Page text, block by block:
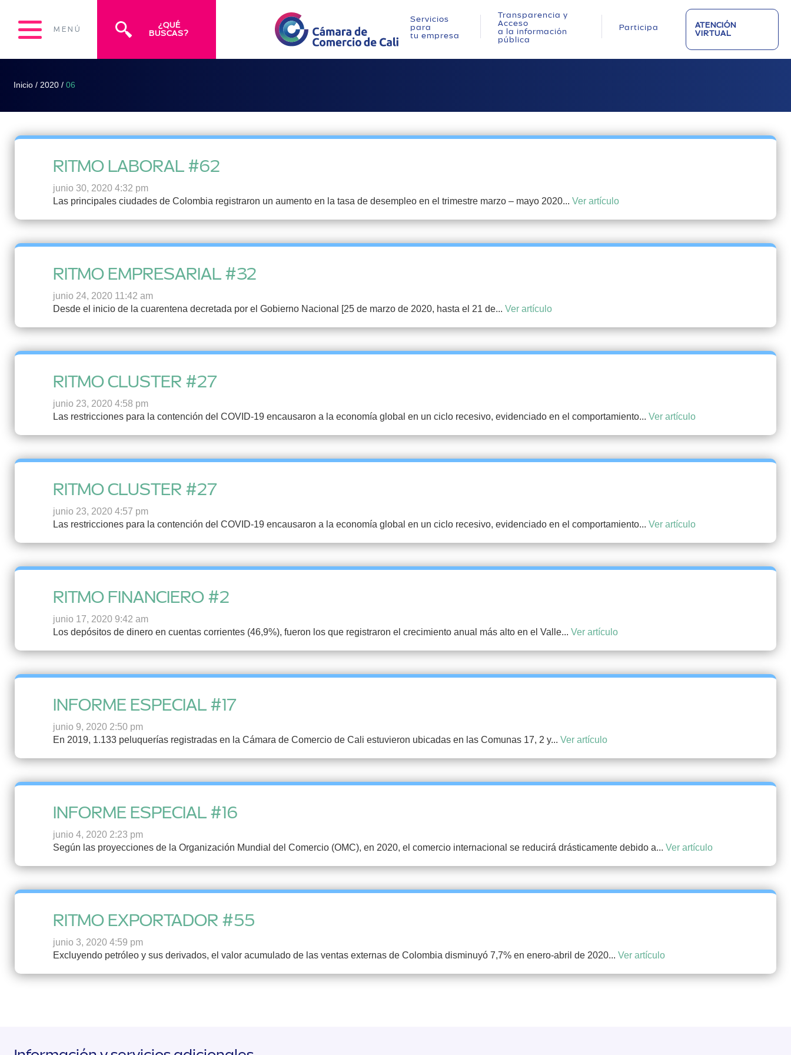
MENÚ
¿QUÉ
BUSCAS?
Servicios
para
tu empresa
Transparencia y
Acceso
a la información
pública
Participa
ATENCIÓN
VIRTUAL
Inicio / 2020 / 06
RITMO LABORAL #62
junio 30, 2020 4:32 pm
Las principales ciudades de Colombia registraron un aumento en la tasa de desempleo en el trimestre marzo – mayo 2020... Ver artículo
RITMO EMPRESARIAL #32
junio 24, 2020 11:42 am
Desde el inicio de la cuarentena decretada por el Gobierno Nacional [25 de marzo de 2020, hasta el 21 de... Ver artículo
RITMO CLUSTER #27
junio 23, 2020 4:58 pm
Las restricciones para la contención del COVID-19 encausaron a la economía global en un ciclo recesivo, evidenciado en el comportamiento... Ver artículo
RITMO CLUSTER #27
junio 23, 2020 4:57 pm
Las restricciones para la contención del COVID-19 encausaron a la economía global en un ciclo recesivo, evidenciado en el comportamiento... Ver artículo
RITMO FINANCIERO #2
junio 17, 2020 9:42 am
Los depósitos de dinero en cuentas corrientes (46,9%), fueron los que registraron el crecimiento anual más alto en el Valle... Ver artículo
INFORME ESPECIAL #17
junio 9, 2020 2:50 pm
En 2019, 1.133 peluquerías registradas en la Cámara de Comercio de Cali estuvieron ubicadas en las Comunas 17, 2 y... Ver artículo
INFORME ESPECIAL #16
junio 4, 2020 2:23 pm
Según las proyecciones de la Organización Mundial del Comercio (OMC), en 2020, el comercio internacional se reducirá drásticamente debido a... Ver artículo
RITMO EXPORTADOR #55
junio 3, 2020 4:59 pm
Excluyendo petróleo y sus derivados, el valor acumulado de las ventas externas de Colombia disminuyó 7,7% en enero-abril de 2020... Ver artículo